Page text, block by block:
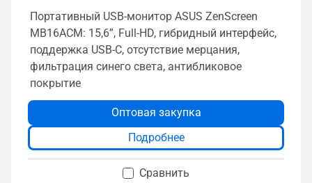
Портативный USB-монитор ASUS ZenScreen
MB16ACM: 15,6”, Full-HD, гибридный интерфейс,
поддержка USB-C, отсутствие мерцания,
фильтрация синего света, антибликовое
покрытие
Оптовая закупка
Подробнее
Сравнить